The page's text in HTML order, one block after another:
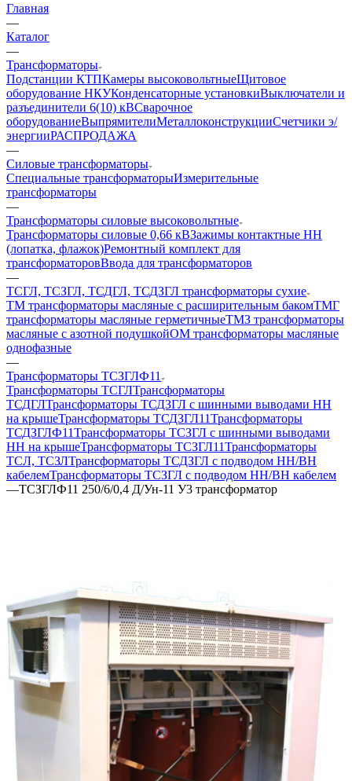
Главная
—
Каталог
—
Трансформаторы
Подстанции КТПКамеры высоковольтныеЩитовое
оборудование НКУКонденсаторные установкиВыключатели и
разъединители 6(10) кВСварочное
оборудованиеВыпрямителиМеталлоконструкцииСчетчики э/
энергииРАСПРОДАЖА
—
Силовые трансформаторы
Специальные трансформаторыИзмерительные
трансформаторы
—
Трансформаторы силовые высоковольтные
Трансформаторы силовые 0,66 кВЗажимы контактные НН
(лопатка, флажок)Ремонтный комплект для
трансформаторовВвода для трансформаторов
—
ТСГЛ, ТСЗГЛ, ТСДГЛ, ТСДЗГЛ трансформаторы сухие
ТМ трансформаторы масляные с расширительным бакомТМГ
трансформаторы масляные герметичныеТМЗ трансформаторы
масляные с азотной подушкойОМ трансформаторы масляные
однофазные
—
Трансформаторы ТСЗГЛФ11
Трансформаторы ТСГЛТрансформаторы
ТСДГЛТрансформаторы ТСДЗГЛ с шинными выводами НН
на крышеТрансформаторы ТСДЗГЛ11Трансформаторы
ТСДЗГЛФ11Трансформаторы ТСЗГЛ с шинными выводами
НН на крышеТрансформаторы ТСЗГЛ11Трансформаторы
ТСЛ, ТСЗЛТрансформаторы ТСДЗГЛ с подводом НН/ВН
кабелемТрансформаторы ТСЗГЛ с подводом НН/ВН кабелем
—ТСЗГЛФ11 250/6/0,4 Д/Ун-11 У3 трансформатор